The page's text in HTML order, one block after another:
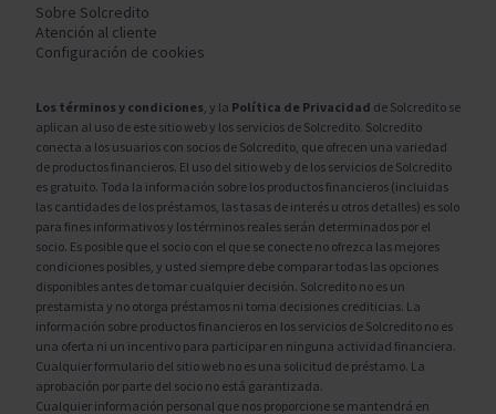
Sobre Solcredito
Atención al cliente
Configuración de cookies
Los términos y condiciones , y la Política de Privacidad de Solcredito se
aplican al uso de este sitio web y los servicios de Solcredito. Solcredito
conecta a los usuarios con socios de Solcredito, que ofrecen una variedad
de productos financieros. El uso del sitio web y de los servicios de Solcredito
es gratuito. Toda la información sobre los productos financieros (incluidas
las cantidades de los préstamos, las tasas de interés u otros detalles) es solo
para fines informativos y los términos reales serán determinados por el
socio. Es posible que el socio con el que se conecte no ofrezca las mejores
condiciones posibles, y usted siempre debe comparar todas las opciones
disponibles antes de tomar cualquier decisión. Solcredito no es un
prestamista y no otorga préstamos ni toma decisiones crediticias. La
información sobre productos financieros en los servicios de Solcredito no es
una oferta ni un incentivo para participar en ninguna actividad financiera.
Cualquier formulario del sitio web no es una solicitud de préstamo. La
aprobación por parte del socio no está garantizada.
Cualquier información personal que nos proporcione se mantendrá en